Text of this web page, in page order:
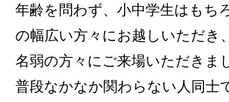
年齢を問わず、小中学生はもち
の幅広い方々にお越しいただき
名弱の方々にご来場いただきま
普段なかなか関わらない人同士